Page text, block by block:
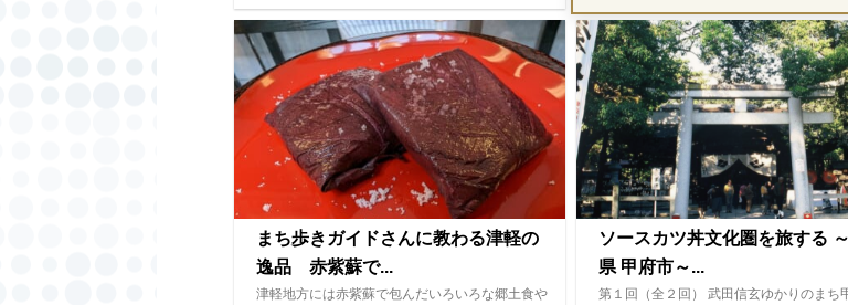
まち歩きガイドさんに教わる津軽の
逸品 赤紫蘇で...
津軽地方には赤紫蘇で包んだいろいろな郷土食や
ソースカツ丼文化圏を旅する
県 甲府市～...
第１回（全２回） 武田信玄ゆかりのまち